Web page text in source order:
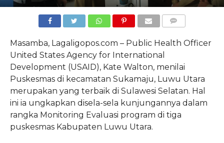
Masamba, Lagaligopos.com – Public Health Officer
United States Agency for International
Development (USAID), Kate Walton, menilai
Puskesmas di kecamatan Sukamaju, Luwu Utara
merupakan yang terbaik di Sulawesi Selatan. Hal
ini ia ungkapkan disela-sela kunjungannya dalam
rangka Monitoring Evaluasi program di tiga
puskesmas Kabupaten Luwu Utara.